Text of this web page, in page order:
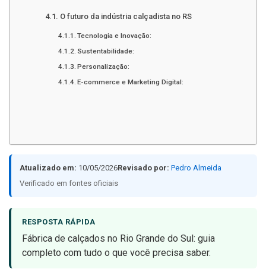
O futuro da indústria calçadista no RS
Tecnologia e Inovação:
Sustentabilidade:
Personalização:
E-commerce e Marketing Digital:
Atualizado em: 10/05/2026Revisado por: Pedro Almeida
Verificado em fontes oficiais
RESPOSTA RÁPIDA
Fábrica de calçados no Rio Grande do Sul: guia
completo com tudo o que você precisa saber.